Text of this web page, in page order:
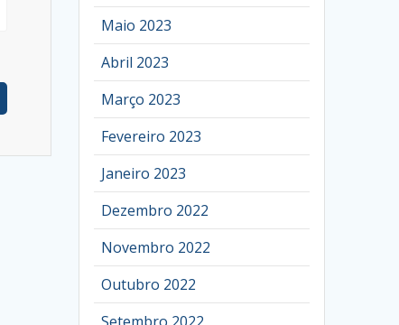
Maio 2023
Abril 2023
Março 2023
Fevereiro 2023
Janeiro 2023
Dezembro 2022
Novembro 2022
Outubro 2022